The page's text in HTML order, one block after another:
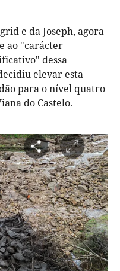
e da Joseph, agora
ao "carácter
dessa
elevar esta
para o nível quatro
do Castelo.